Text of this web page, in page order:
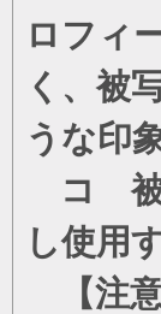
ロフィ
く、被
うな印
コ 被
し使用
【注意